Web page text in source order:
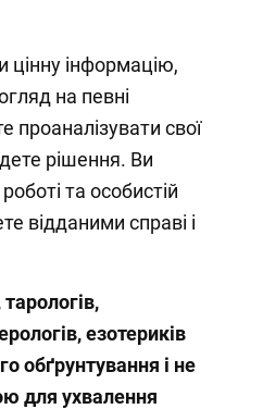
цінну інформацію,
на певні
проаналізувати свої
рішення. Ви
та особистій
відданими справі і
езотериків
обґрунтування і не
для ухвалення